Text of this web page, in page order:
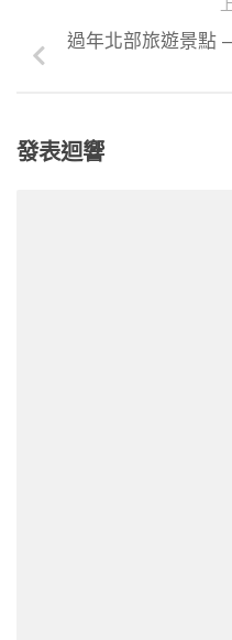
過年北部旅遊景點
發表迴響